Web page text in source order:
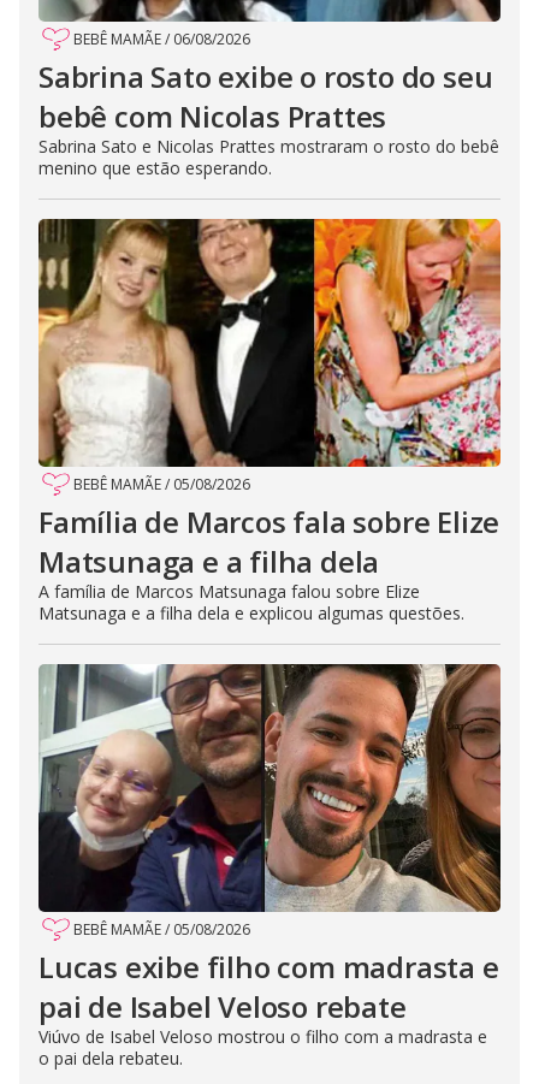
BEBÊ MAMÃE/ 06/08/2026
Sabrina Sato exibe o rosto do seu
bebê com Nicolas Prattes
Sabrina Sato e Nicolas Prattes mostraram o rosto do bebê
menino que estão esperando.
BEBÊ MAMÃE/ 05/08/2026
Família de Marcos fala sobre Elize
Matsunaga e a filha dela
A família de Marcos Matsunaga falou sobre Elize
Matsunaga e a filha dela e explicou algumas questões.
BEBÊ MAMÃE/ 05/08/2026
Lucas exibe filho com madrasta e
pai de Isabel Veloso rebate
Viúvo de Isabel Veloso mostrou o filho com a madrasta e
o pai dela rebateu.